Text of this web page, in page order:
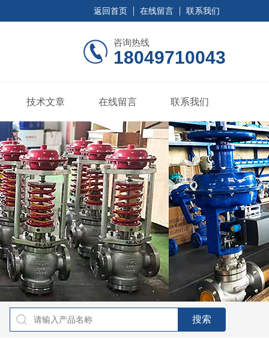
返回首页 在线留言 联系我们
咨询热线
18049710043
技术文章 在线留言 联系我们